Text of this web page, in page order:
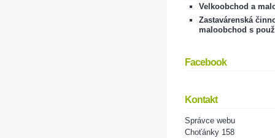
Velkoobchod a
Zastavárenská
maloobchod s
Facebook
Kontakt
Správce webu
Choťánky 158